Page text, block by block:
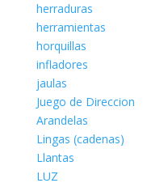
herraduras
herramientas
horquillas
infladores
jaulas
Juego de Direccion
Arandelas
Lingas (cadenas)
Llantas
LUZ